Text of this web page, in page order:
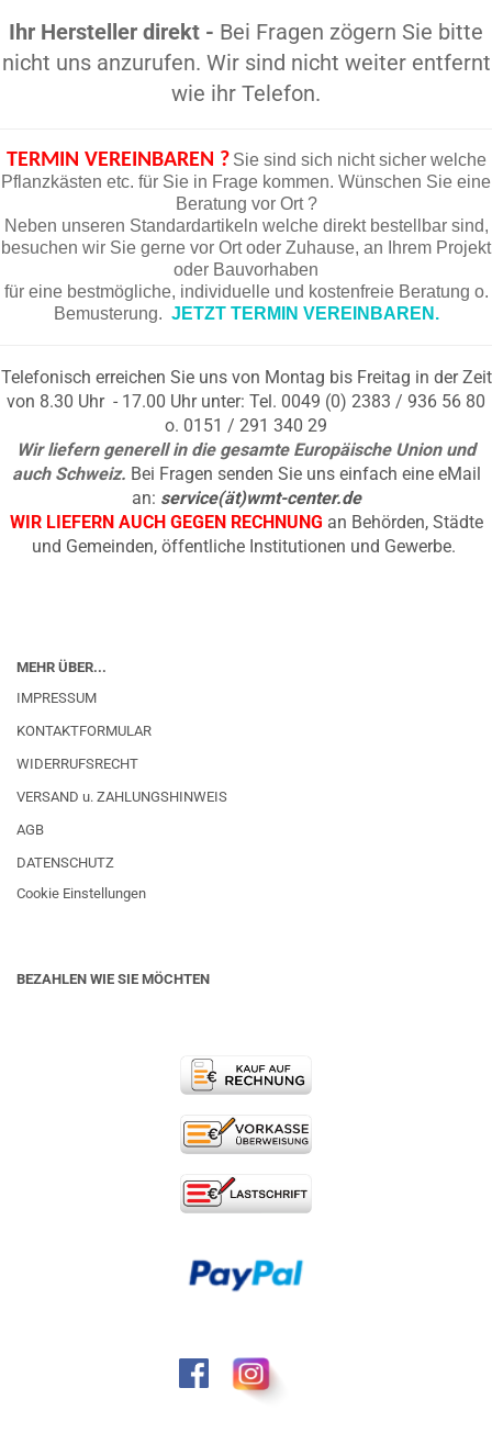
Ihr Hersteller direkt - Bei Fragen zögern Sie bitte
nicht uns anzurufen. Wir sind nicht weiter entfernt
wie ihr Telefon.
TERMIN VEREINBAREN ? Sie sind sich nicht sicher welche
Pflanzkästen etc. für Sie in Frage kommen. Wünschen Sie eine
Beratung vor Ort ?
Neben unseren Standardartikeln welche direkt bestellbar sind,
besuchen wir Sie gerne vor Ort oder Zuhause, an Ihrem Projekt
oder Bauvorhaben
für eine bestmögliche, individuelle und kostenfreie Beratung o.
Bemusterung. JETZT TERMIN VEREINBAREN.
Telefonisch erreichen Sie uns von Montag bis Freitag in der Zeit
von 8.30 Uhr - 17.00 Uhr unter: Tel. 0049 (0) 2383 / 936 56 80
o. 0151 / 291 340 29
Wir liefern generell in die gesamte Europäische Union und
auch Schweiz. Bei Fragen senden Sie uns einfach eine eMail
an: service(ät)wmt-center.de
WIR LIEFERN AUCH GEGEN RECHNUNG an Behörden, Städte
und Gemeinden, öffentliche Institutionen und Gewerbe.
MEHR ÜBER...
IMPRESSUM
KONTAKTFORMULAR
WIDERRUFSRECHT
VERSAND u. ZAHLUNGSHINWEIS
AGB
DATENSCHUTZ
Cookie Einstellungen
BEZAHLEN WIE SIE MÖCHTEN